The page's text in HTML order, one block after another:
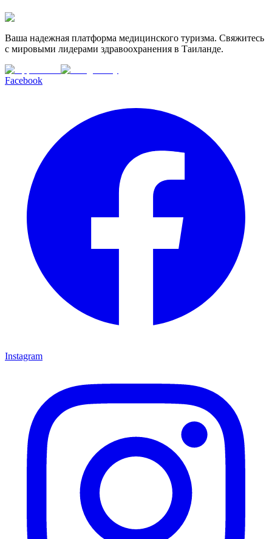
Ваша надежная платформа медицинского туризма. Свяжитесь
с мировыми лидерами здравоохранения в Таиланде.
Facebook
Instagram